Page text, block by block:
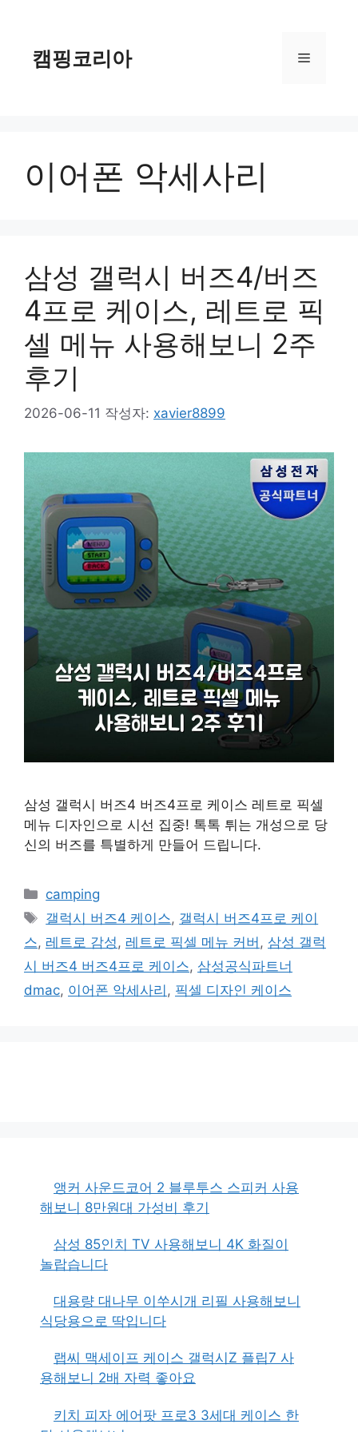
캠핑코리아 메
이어폰 악세사리
삼성 갤럭시 버즈4/버즈
4프로 케이스, 레트로 픽
셀 메뉴 사용해보니 2주
후기
2026-06-11 작성자: xavier8899
삼성 갤럭시 버즈4 버즈4프로 케이스 레트로 픽셀
메뉴 디자인으로 시선 집중! 톡톡 튀는 개성으로 당
신의 버즈를 특별하게 만들어 드립니다.
카
테
리
camping
태
그
갤럭시 버즈4 케이스, 갤럭시 버즈4프로 케이
스, 레트로 감성 , 레트로 픽셀 메뉴 커버 , 삼성 갤럭
시 버즈4 버즈4프로 케이스, 삼성공식파트너
dmac, 이어폰 악세사리 , 픽셀 디자인 케이스
앵커 사운드코어 2 블루투스 스피커 사용
해보니 8만원대 가성비 후기
삼성 85인치 TV 사용해보니 4K 화질이
놀랍습니다
대용량 대나무 이쑤시개 리필 사용해보니
식당용으로 딱입니다
랩씨 맥세이프 케이스 갤럭시Z 플립7 사
용해보니 2배 자력 좋아요
키치 피자 에어팟 프로3 3세대 케이스 한